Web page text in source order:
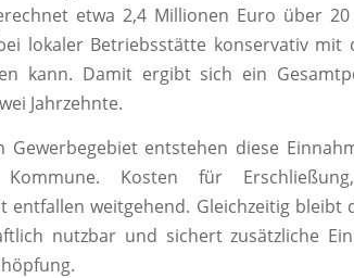
etwa 2,4 Millionen Euro über
lokaler Betriebsstätte konservativ mit
kann. Damit ergibt sich ein
Jahrzehnte.
Gewerbegebiet entstehen diese
Kosten für
weitgehend. Gleichzeitig bleibt
nutzbar und sichert zusätzliche